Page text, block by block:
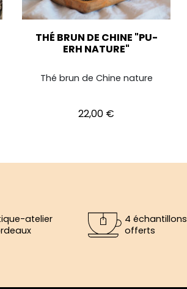
THÉ BRUN DE CHINE "PU-
ERH NATURE"
Thé brun de Chine nature
Prix
22,00 €
atelier
4 échantillons
offerts